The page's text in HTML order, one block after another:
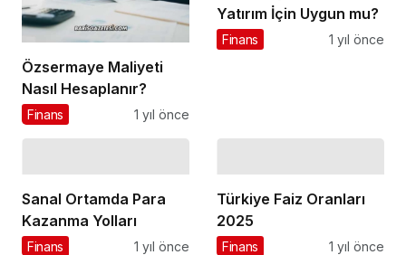
Özsermaye Maliyeti
Nasıl Hesaplanır?
Finans 1 yıl önce
Yatırım İçin Uygun mu?
Finans 1 yıl önce
Sanal Ortamda Para
Kazanma Yolları
Finans 1 yıl önce
Türkiye Faiz Oranları
2025
Finans 1 yıl önce